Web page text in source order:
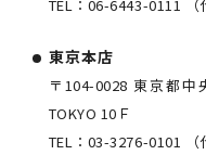
TEL： 06-6443-0111
東京本店
〒104-0028 東京都中
TOKYO 10Ｆ
TEL： 03-3276-0101